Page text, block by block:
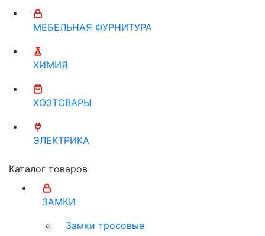
МЕБЕЛЬНАЯ ФУРНИТУРА
ХИМИЯ
ХОЗТОВАРЫ
ЭЛЕКТРИКА
Каталог товаров
ЗАМКИ
Замки тросовые